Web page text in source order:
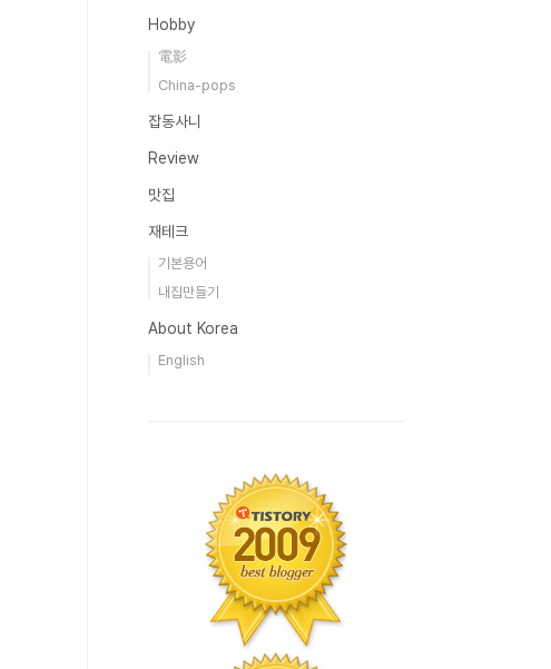
Hobby
電影
China-pops
잡동사니
Review
맛집
재테크
기본용어
내집만들기
About Korea
English